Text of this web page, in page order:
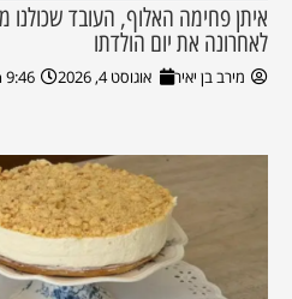
איתן פחימה האלוף, העובד
לאחרונה את יום הולדתו
מירב בן יאיר אוגוסט 4, 2026 9:46 pm